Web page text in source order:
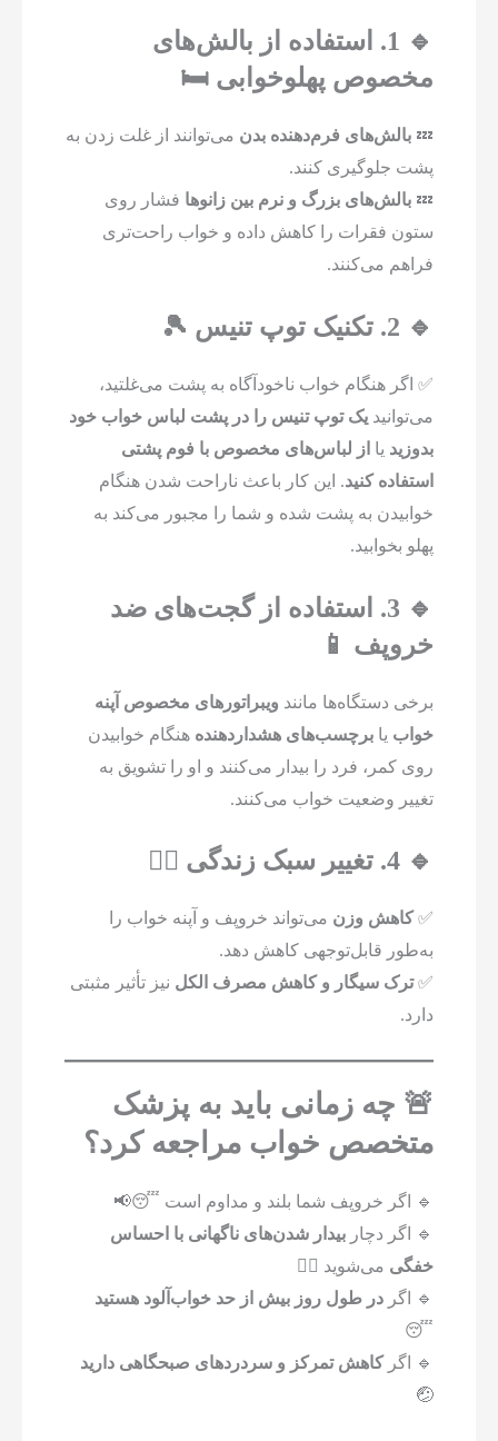
🔹 1. استفاده از بالش‌های
مخصوص پهلوخوابی 🛏️
💤بالش‌های فرم‌دهنده بدن می‌توانند از غلت زدن به
پشت جلوگیری کنند.
💤بالش‌های بزرگ و نرم بین زانوها فشار روی
ستون فقرات را کاهش داده و خواب راحت‌تری
فراهم می‌کنند.
🔹 2. تکنیک توپ تنیس 🎾
✅ اگر هنگام خواب ناخودآگاه به پشت می‌غلتید،
می‌توانیدیک توپ تنیس را در پشت لباس خواب خود
بدوزید یا از لباس‌های مخصوص با فوم پشتی
استفاده کنید. این کار باعث ناراحت شدن هنگام
خوابیدن به پشت شده و شما را مجبور می‌کند به
پهلو بخوابید.
🔹 3. استفاده از گجت‌های ضد
خروپف 📱
برخی دستگاه‌ها مانند ویبراتورهای مخصوص آپنه
خواب یابرچسب‌های هشداردهنده هنگام خوابیدن
روی کمر، فرد را بیدار می‌کنند و او را تشویق به
تغییر وضعیت خواب می‌کنند.
🔹 4. تغییر سبک زندگی 🏃‍♂️
✅کاهش وزن می‌تواند خروپف و آپنه خواب را
به‌طور قابل‌توجهی کاهش دهد.
✅ترک سیگار و کاهش مصرف الکل نیز تأثیر مثبتی
دارد.
🚨 چه زمانی باید به پزشک
متخصص خواب مراجعه کرد؟
🔹 اگر خروپف شما بلند و مداوم است 😴📢
🔹 اگر دچاربیدار شدن‌های ناگهانی با احساس
خفگی می‌شوید 😵‍💫
🔹 اگردر طول روز بیش از حد خواب‌آلود هستید
😴
🔹 اگرکاهش تمرکز و سردردهای صبحگاهی دارید
🤕